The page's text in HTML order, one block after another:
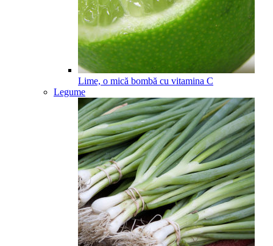
Lime, o mică bombă cu vitamina C
Legume